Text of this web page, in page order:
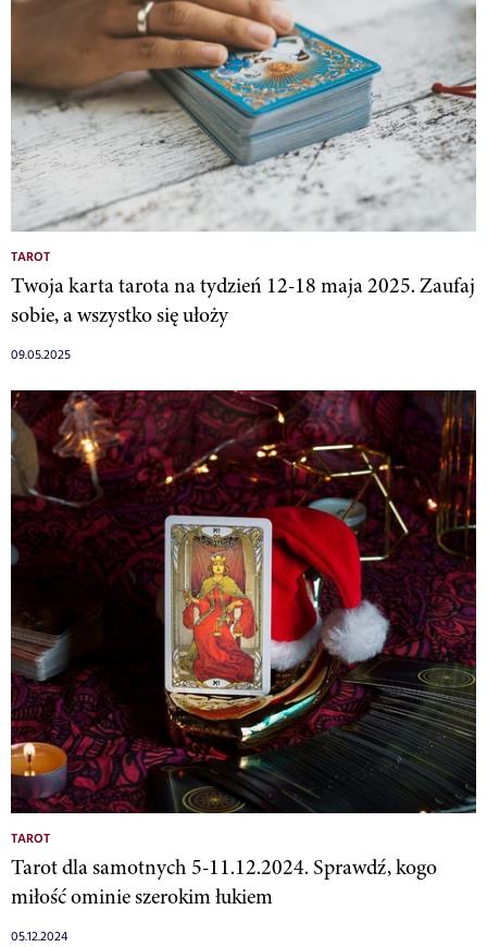
TAROT
Twoja karta tarota na tydzień 12-18 maja 2025. Zaufaj
sobie, a wszystko się ułoży
09.05.2025
TAROT
Tarot dla samotnych 5-11.12.2024. Sprawdź, kogo
miłość ominie szerokim łukiem
05.12.2024